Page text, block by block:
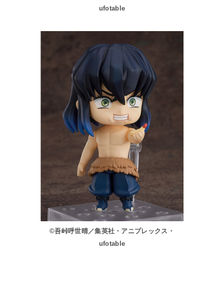
ufotable
©吾峠呼世晴／集英社・アニプレックス・
ufotable